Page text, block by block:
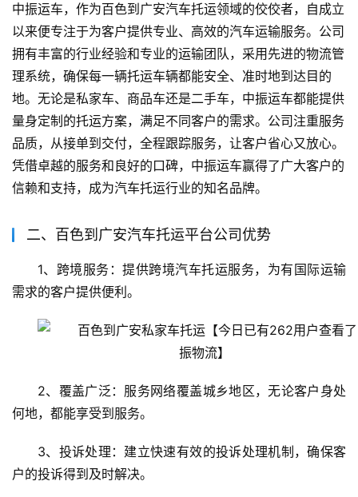
中振运车，作为百色到广安汽车托运领域的佼佼者，自成立
以来便专注于为客户提供专业、高效的汽车运输服务。公司
拥有丰富的行业经验和专业的运输团队，采用先进的物流管
理系统，确保每一辆托运车辆都能安全、准时地到达目的
地。无论是私家车、商品车还是二手车，中振运车都能提供
量身定制的托运方案，满足不同客户的需求。公司注重服务
品质，从接单到交付，全程跟踪服务，让客户省心又放心。
凭借卓越的服务和良好的口碑，中振运车赢得了广大客户的
信赖和支持，成为汽车托运行业的知名品牌。
二、百色到广安汽车托运平台公司优势
1、跨境服务：提供跨境汽车托运服务，为有国际运输
需求的客户提供便利。
2、覆盖广泛：服务网络覆盖城乡地区，无论客户身处
何地，都能享受到服务。
3、投诉处理：建立快速有效的投诉处理机制，确保客
户的投诉得到及时解决。